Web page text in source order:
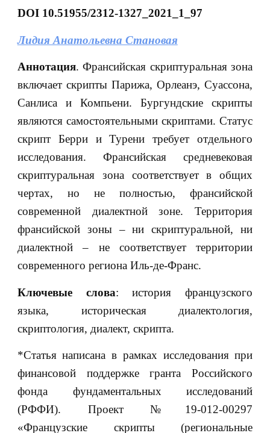
DOI 10.51955/2312-1327_2021_1_97
Лидия Анатольевна Становая
Аннотация. Франсийская скриптуральная зона
включает скрипты Парижа, Орлеанэ, Суассона,
Санлиса и Компьени. Бургундские скрипты
являются самостоятельными скриптами. Статус
скрипт Берри и Турени требует отдельного
исследования. Франсийская средневековая
скриптуральная зона соответствует в общих
чертах, но не полностью, франсийской
современной диалектной зоне. Территория
франсийской зоны – ни скриптуральной, ни
диалектной – не соответствует территории
современного региона Иль-де-Франс.
Ключевые слова: история французского
языка, историческая диалектология,
скриптология, диалект, скрипта.
*Статья написана в рамках исследования при
финансовой поддержке гранта Российского
фонда фундаментальных исследований
(РФФИ). Проект №19-012-00297
«Французские скрипты (региональные